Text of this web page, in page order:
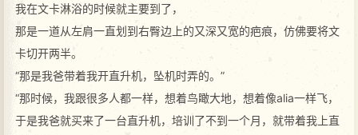
我在文卡淋浴的时候就主要到了，
那是一道从左肩一直划到右臀边上的又深又宽的疤痕，仿佛要将文
卡切开两半。
“那是我爸带着我开直升机，坠机时弄的。”
“那时候，我跟很多人都一样，想着鸟瞰大地，想着像alia一样飞，
于是我爸就买来了一台直升机，培训了不到一个月，就带着我上直